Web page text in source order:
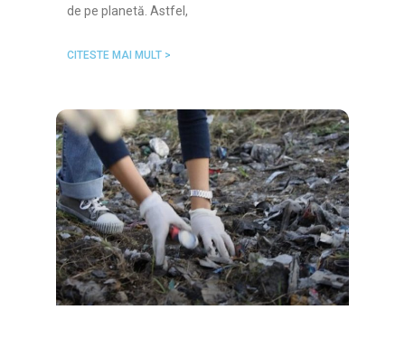
de pe planetă. Astfel,
CITESTE MAI MULT >